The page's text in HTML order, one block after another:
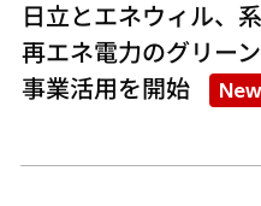
日立とエネウィル、
再エネ電力のグリー
事業活用を開始
New